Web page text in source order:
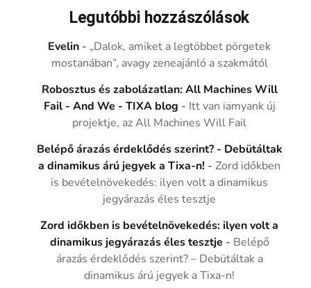
Legutóbbi hozzászólások
Evelin - „Dalok, amiket a legtöbbet pörgetek
mostanában”, avagy zeneajánló a szakmától
Robosztus és zabolázatlan: All Machines Will
Fail - And We - TIXA blog - Itt van iamyank új
projektje, az All Machines Will Fail
Belépő árazás érdeklődés szerint? - Debütáltak
a dinamikus árú jegyek a Tixa-n! -Zord időkben
is bevételnövekedés: ilyen volt a dinamikus
jegyárazás éles tesztje
Zord időkben is bevételnövekedés: ilyen volt a
dinamikus jegyárazás éles tesztje - Belépő
árazás érdeklődés szerint? – Debütáltak a
dinamikus árú jegyek a Tixa-n!